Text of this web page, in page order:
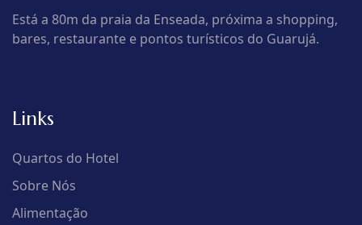
Está a 80m da praia da Enseada, próxima a shopping,
bares, restaurante e pontos turísticos do Guarujá.
Links
Quartos do Hotel
Sobre Nós
Alimentação